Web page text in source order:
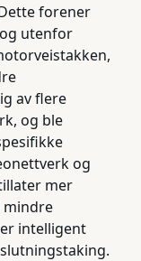
forener
utenfor
av flere
og ble
og
mer
mindre
intelligent